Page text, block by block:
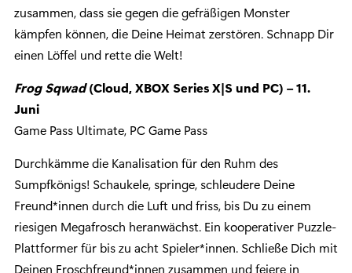
zusammen, dass sie gegen die gefräßigen Monster
kämpfen können, die Deine Heimat zerstören. Schnapp Dir
einen Löffel und rette die Welt!
Frog Sqwad(Cloud, XBOX Series X|S und PC) – 11.
Juni
Game Pass Ultimate, PC Game Pass
Durchkämme die Kanalisation für den Ruhm des
Sumpfkönigs! Schaukele, springe, schleudere Deine
Freund*innen durch die Luft und friss, bis Du zu einem
riesigen Megafrosch heranwächst. Ein kooperativer Puzzle-
Plattformer für bis zu acht Spieler*innen. Schließe Dich mit
Deinen Froschfreund*innen zusammen und feiere in